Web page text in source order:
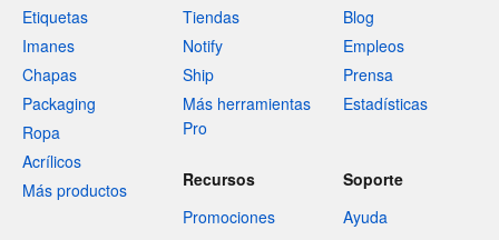
Etiquetas
Imanes
Chapas
Packaging
Ropa
Acrílicos
Más productos
Tiendas
Notify
Ship
Más herramientas
Pro
Blog
Empleos
Prensa
Estadísticas
Recursos
Promociones
Soporte
Ayuda